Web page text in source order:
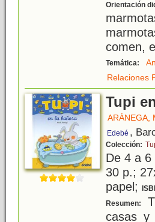
Orientación
comen,
Temática:
Relaciones
Tupi
ARÀNEGA,
Edebé ,
Colección:
De 4 a
30 p.;
papel;
Resumen:
casas y